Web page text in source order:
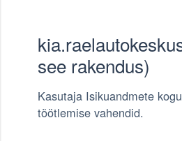
see rakendus)
Kasutaja Isikuandmete
töötlemise vahendid.